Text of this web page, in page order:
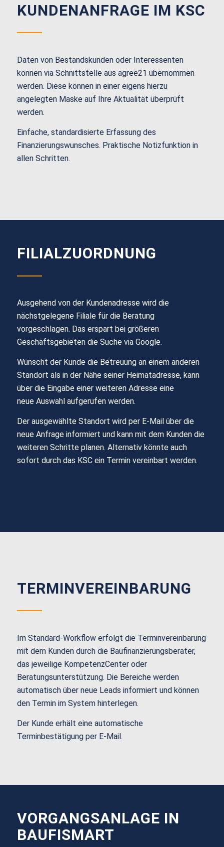
KUNDENANFRAGE IM KSC
Daten von Bestandskunden oder Interessenten
können via Schnittstelle aus agree21 übernommen
werden. Diese können in einer eigens hierzu
angelegten Maske auf Ihre Aktualität überprüft
werden.
Einfache, standardisierte Erfassung des
Finanzierungswunsches. Praktische Notizfunktion in
allen Schritten.
FILIALZUORDNUNG
Ausgehend von der Kundenadresse wird die
nächstgelegene Filiale für die Beratung
vorgeschlagen. Das erspart bei größeren
Geschäftsgebieten die Suche via Google.
Wünscht der Kunde die Betreuung an einem anderen
Standort als in der Nähe seiner Heimatadresse, kann
über die Eingabe einer weiteren Adresse eine
neue Auswahl aufgerufen werden.
Der ausgewählte Standort wird per E-Mail über die
neue Anfrage informiert und kann mit dem Kunden die
weiteren Schritte planen. Alternativ könnte auch
sofort durch das KSC ein Termin vereinbart werden.
TERMINVEREINBARUNG
Im Standard-Workflow erfolgt die Terminvereinbarung
mit dem Kunden durch die Baufinanzierungsberater,
das jeweilige KompetenzCenter oder
Beratungsunterstützung. Die Bereiche werden
automatisch über neue Leads informiert und können
den Termin im System hinterlegen.
Der Kunde erhält eine automatische
Terminbestätigung per E-Mail.
VORGANGSANLAGE IN
BAUFISMART